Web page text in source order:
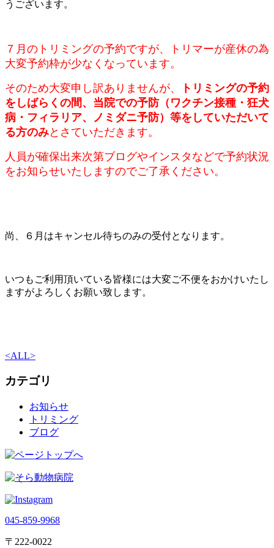
うございます。
７月のトリミングの予約ですが、トリマーが産休の為
大変予約枠が少なくなっています。
そのため大変申し訳ありませんが、
トリミングの予約
をしばらくの間、当院での予防（ワクチン接種・狂犬
病・フィラリア、ノミダニ予防）等をしていただいて
る方のみとさていただきます。
人員が確保出来次第ブログやインスタなどで予約状況
をお知らせいたしますのでご了承ください。
尚、６月はキャンセル待ちのみの受付となります。
いつもご利用頂いている皆様には大変ご不便をおかけいたし
ますがよろしくお願い致します。
<ALL>
カテゴリ
お知らせ
トリミング
ブログ
045-859-9968
〒222-0022